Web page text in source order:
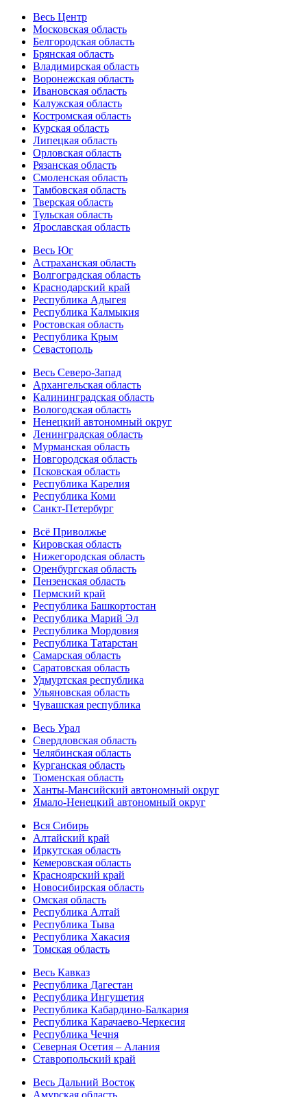
Весь Центр
Московская область
Белгородская область
Брянская область
Владимирская область
Воронежская область
Ивановская область
Калужская область
Костромская область
Курская область
Липецкая область
Орловская область
Рязанская область
Смоленская область
Тамбовская область
Тверская область
Тульская область
Ярославская область
Весь Юг
Астраханская область
Волгоградская область
Краснодарский край
Республика Адыгея
Республика Калмыкия
Ростовская область
Республика Крым
Севастополь
Весь Северо-Запад
Архангельская область
Калининградская область
Вологодская область
Ненецкий автономный округ
Ленинградская область
Мурманская область
Новгородская область
Псковская область
Республика Карелия
Республика Коми
Санкт-Петербург
Всё Приволжье
Кировская область
Нижегородская область
Оренбургская область
Пензенская область
Пермский край
Республика Башкортостан
Республика Марий Эл
Республика Мордовия
Республика Татарстан
Самарская область
Саратовская область
Удмуртская республика
Ульяновская область
Чувашская республика
Весь Урал
Свердловская область
Челябинская область
Курганская область
Тюменская область
Ханты-Мансийский автономный округ
Ямало-Ненецкий автономный округ
Вся Сибирь
Алтайский край
Иркутская область
Кемеровская область
Красноярский край
Новосибирская область
Омская область
Республика Алтай
Республика Тыва
Республика Хакасия
Томская область
Весь Кавказ
Республика Дагестан
Республика Ингушетия
Республика Кабардино-Балкария
Республика Карачаево-Черкесия
Республика Чечня
Северная Осетия – Алания
Ставропольский край
Весь Дальний Восток
Амурская область